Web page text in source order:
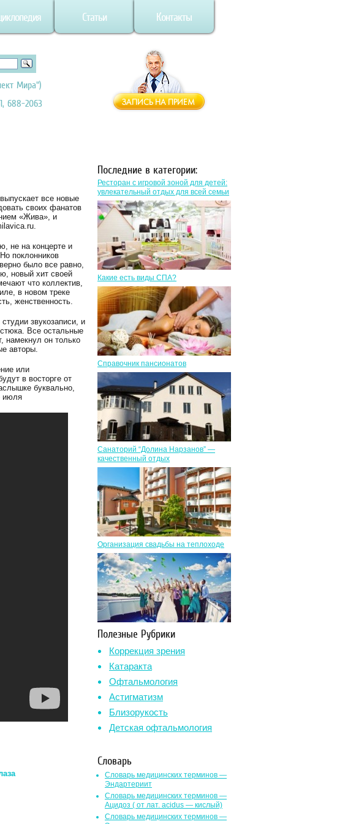
Статьи Контакты
Мира")
688-2063
все новые
своих фанатов
«Жива», и
не на концерте и
поклонников
было все равно,
новый хит своей
что коллектив,
в новом треке
женственность.
звукозаписи, и
Все остальные
намекнул он только
авторы.
или
в восторге от
буквально,
июля
Последние в категории:
Ресторан с игровой зоной для детей:
увлекательный отдых для всей семьи
Какие есть виды СПА?
Справочник пансионатов
Санаторий “Долина Нарзанов” —
качественный отдых
Организация свадьбы на теплоходе
Полезные Рубрики
Коррекция зрения
Катаракта
Офтальмология
Астигматизм
Близорукость
Детская офтальмология
Словарь
Словарь медицинских терминов —
Эндартериит
Словарь медицинских терминов —
Ацидоз ( от лат. асidus — кислый)
Словарь медицинских терминов —